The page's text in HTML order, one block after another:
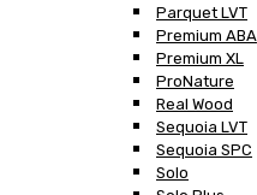
Parquet LVT
Premium ABA
Premium XL
ProNature
Real Wood
Sequoia LVT
Sequoia SPC
Solo